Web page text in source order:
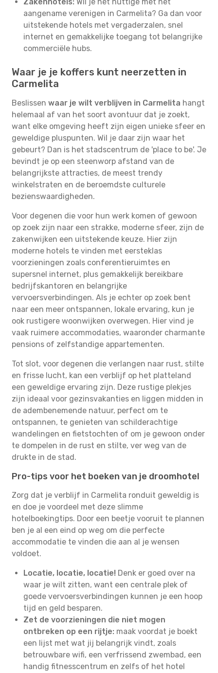
aangename verenigen in Carmelita? Ga dan voor
uitstekende hotels met vergaderzalen, snel
internet en gemakkelijke toegang tot belangrijke
commerciële hubs.
Waar je je koffers kunt neerzetten in
Carmelita
Beslissen waar je wilt verblijven in Carmelita hangt
helemaal af van het soort avontuur dat je zoekt,
want elke omgeving heeft zijn eigen unieke sfeer en
geweldige pluspunten. Wil je daar zijn waar het
gebeurt? Dan is het stadscentrum de 'place to be'. Je
bevindt je op een steenworp afstand van de
belangrijkste attracties, de meest trendy
winkelstraten en de beroemdste culturele
bezienswaardigheden.
Voor degenen die voor hun werk komen of gewoon
op zoek zijn naar een strakke, moderne sfeer, zijn de
zakenwijken een uitstekende keuze. Hier zijn
moderne hotels te vinden met eersteklas
voorzieningen zoals conferentieruimtes en
supersnel internet, plus gemakkelijk bereikbare
bedrijfskantoren en belangrijke
vervoersverbindingen. Als je echter op zoek bent
naar een meer ontspannen, lokale ervaring, kun je
ook rustigere woonwijken overwegen. Hier vind je
vaak ruimere accommodaties, waaronder charmante
pensions of zelfstandige appartementen.
Tot slot, voor degenen die verlangen naar rust, stilte
en frisse lucht, kan een verblijf op het platteland
een geweldige ervaring zijn. Deze rustige plekjes
zijn ideaal voor gezinsvakanties en liggen midden in
de adembenemende natuur, perfect om te
ontspannen, te genieten van schilderachtige
wandelingen en fietstochten of om je gewoon onder
te dompelen in de rust en stilte, ver weg van de
drukte in de stad.
Pro-tips voor het boeken van je droomhotel
Zorg dat je verblijf in Carmelita ronduit geweldig is
en doe je voordeel met deze slimme
hotelboekingtips. Door een beetje vooruit te plannen
ben je al een eind op weg om die perfecte
accommodatie te vinden die aan al je wensen
voldoet.
Locatie, locatie, locatie! Denk er goed over na
waar je wilt zitten, want een centrale plek of
goede vervoersverbindingen kunnen je een hoop
tijd en geld besparen.
Zet de voorzieningen die niet mogen
ontbreken op een rijtje: maak voordat je boekt
een lijst met wat jij belangrijk vindt, zoals
betrouwbare wifi, een verfrissend zwembad, een
handig fitnesscentrum en zelfs of het hotel